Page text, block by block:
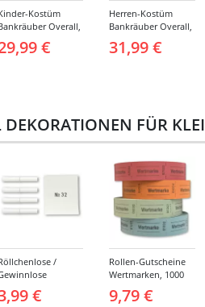
Kostüm
Overall,
€
Herren-Kostüm
Bankräuber Overall,
31,99 €
FÜR
/
Tombola, Treffer,
- Verschiedene
€
Rollen-Gutscheine
Wertmarken, 1000
Abrisse -
Verschiedene
9,79 €